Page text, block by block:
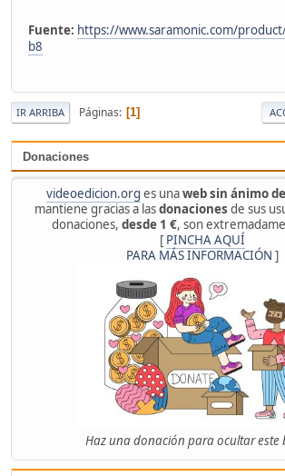
Donaciones
videoedicion.org es unaweb sin ánimo
mantiene gracias a lasdonaciones de sus
donaciones, desde 1 €, son
[ PINCHA AQUÍ
PARA MÁS INFORMACIÓN ]
Haz una donación para ocultar este
Fuente: https://www.saramonic.com/
b8
IR ARRIBA Páginas 1